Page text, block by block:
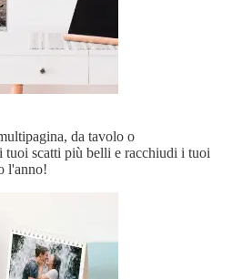
da tavolo o
tuoi scatti più belli e racchiudi i tuoi
l'anno!